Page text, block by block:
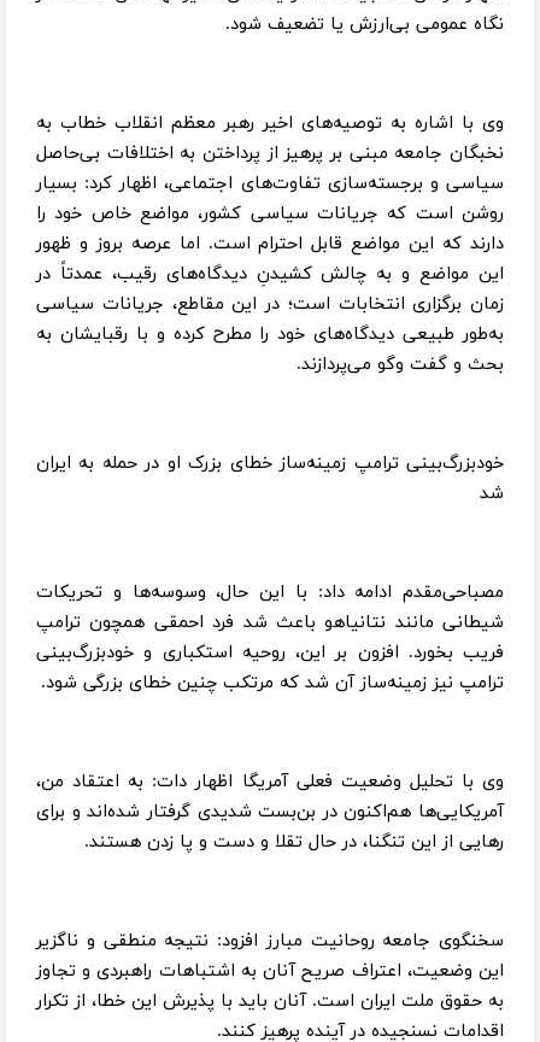
نگاه عمومی بی‌ارزش یا تضعیف شود.
وی با اشاره به توصیه‌های اخیر رهبر معظم انقلاب خطاب به
نخبگان جامعه مبنی بر پرهیز از پرداختن به اختلافات بی‌حاصل
سیاسی و برجسته‌سازی تفاوت‌های اجتماعی، اظهار کرد: بسیار
روشن است که جریانات سیاسی کشور، مواضع خاص خود را
دارند که این مواضع قابل احترام است. اما عرصه بروز و ظهور
این مواضع و به چالش کشیدنِ دیدگاه‌های رقیب، عمدتاً در
زمان برگزاری انتخابات است؛ در این مقاطع، جریانات سیاسی
به‌طور طبیعی دیدگاه‌های خود را مطرح کرده و با رقبایشان به
بحث و گفت وگو می‌پردازند.
خودبزرگ‌بینی ترامپ زمینه‌ساز خطای بزرک او در حمله به ایران
شد
مصباحی‌مقدم ادامه داد: با این حال، وسوسه‌ها و تحریکات
شیطانی مانند نتانیاهو باعث شد فرد احمقی همچون ترامپ
فریب بخورد. افزون بر این، روحیه استکباری و خودبزرگ‌بینی
ترامپ نیز زمینه‌ساز آن شد که مرتکب چنین خطای بزرگی شود.
وی با تحلیل وضعیت فعلی آمریگا اظهار دات: به اعتقاد من،
آمریکایی‌ها هم‌اکنون در بن‌بست شدیدی گرفتار شده‌اند و برای
رهایی از این تنگنا، در حال تقلا و دست و پا زدن هستند.
سخنگوی جامعه روحانیت مبارز افزود: نتیجه منطقی و ناگزیر
این وضعیت، اعتراف صریح آنان به اشتباهات راهبردی و تجاوز
به حقوق ملت ایران است. آنان باید با پذیرش این خطا، از تکرار
اقدامات نسنجیده در آینده پرهیز کنند.